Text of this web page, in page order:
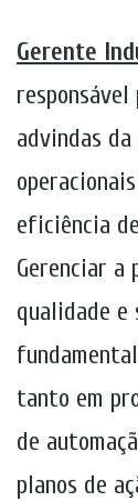
Gerente
advindas
eficiência
Gerenciar a
qualidade e
tanto em
de
planos de